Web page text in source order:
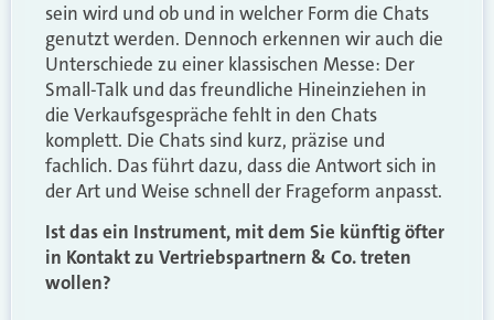
sein wird und ob und in welcher Form die Chats
genutzt werden. Dennoch erkennen wir auch die
Unterschiede zu einer klassischen Messe: Der
Small-Talk und das freundliche Hineinziehen in
die Verkaufsgespräche fehlt in den Chats
komplett. Die Chats sind kurz, präzise und
fachlich. Das führt dazu, dass die Antwort sich in
der Art und Weise schnell der Frageform anpasst.
Ist das ein Instrument, mit dem Sie künftig öfter
in Kontakt zu Vertriebspartnern & Co. treten
wollen?